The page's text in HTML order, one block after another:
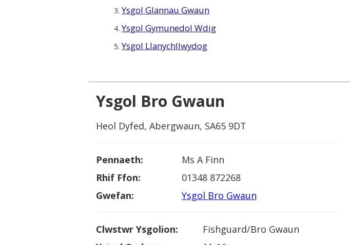
3.Ysgol Glannau Gwaun
4.Ysgol Gymunedol Wdig
5.Ysgol Llanychllwydog
Ysgol Bro Gwaun
Heol Dyfed, Abergwaun, SA65 9DT
Pennaeth:
Ms A Finn
Rhif Ffon:
01348 872268
Gwefan:
Ysgol Bro Gwaun
Clwstwr Ysgolion:
Fishguard/Bro Gwaun